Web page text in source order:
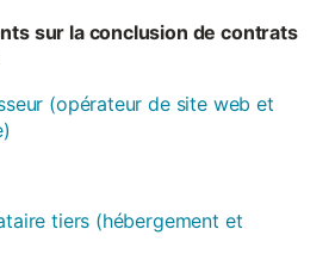
sur la conclusion de contrats
(opérateur de site web et
tiers (hébergement et